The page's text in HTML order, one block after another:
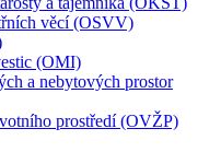
věcí (OSVV)
(OMI)
a nebytových prostor
prostředí (OVŽP)